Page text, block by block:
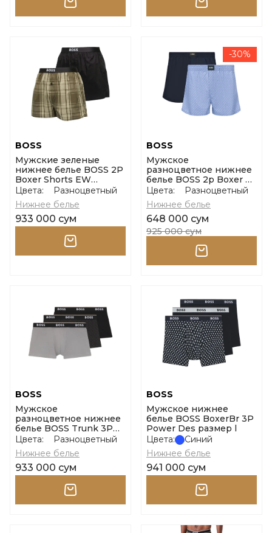
BOSS
Мужские зеленые
нижнее белье BOSS 2P
Boxer Shorts EW
размер l
Цвета:
Разноцветный
Нижнее белье
933 000 сум
-30%
BOSS
Мужское
разноцветное нижнее
белье BOSS 2p Boxer S.
Cw Peach размер m
Цвета:
Разноцветный
Нижнее белье
648 000 сум
925 000 сум
BOSS
Мужское
разноцветное нижнее
белье BOSS Trunk 3P
Power Desig размер l
Цвета:
Разноцветный
Нижнее белье
933 000 сум
BOSS
Мужское нижнее
белье BOSS BoxerBr 3P
Power Des размер l
Цвета:
Синий
Нижнее белье
941 000 сум